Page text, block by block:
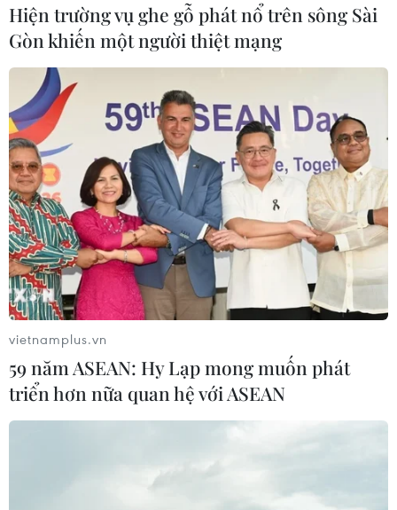
Hiện trường vụ ghe gỗ phát nổ trên sông Sài
Gòn khiến một người thiệt mạng
vietnamplus.vn
59 năm ASEAN: Hy Lạp mong muốn phát
triển hơn nữa quan hệ với ASEAN